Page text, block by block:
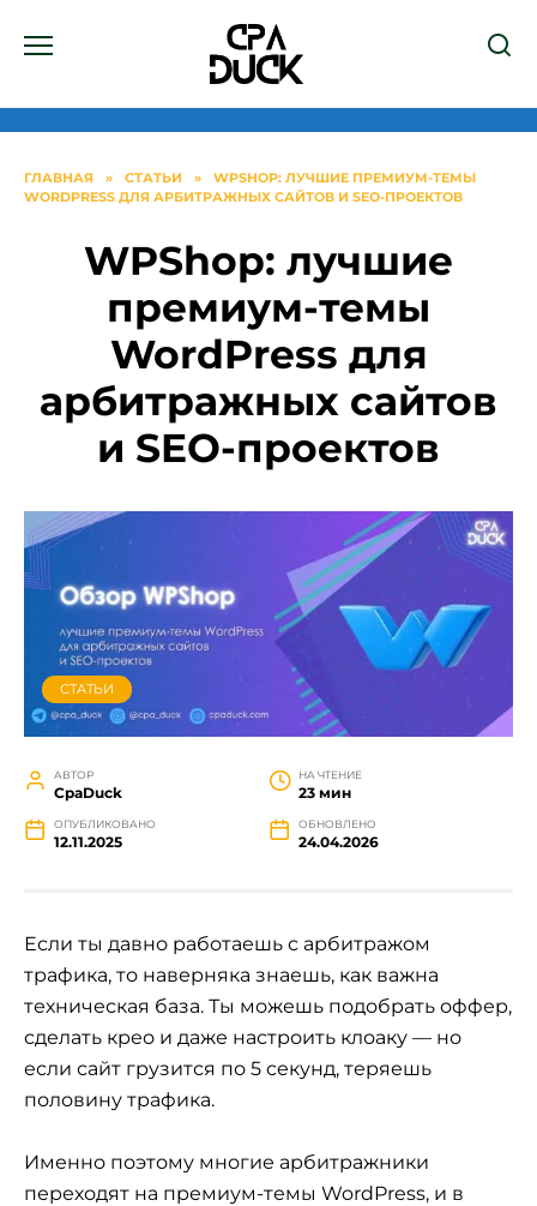
ГЛАВНАЯ » СТАТЬИ »
WPSHOP: ЛУЧШИЕ ПРЕМИУМ-ТЕМЫ
WORDPRESS ДЛЯ АРБИТРАЖНЫХ САЙТОВ И SEO-ПРОЕКТОВ
WPShop: лучшие
премиум-темы
WordPress для
арбитражных сайтов
и SEO-проектов
СТАТЬИ
АВТОР
СpaDuck
НА ЧТЕНИЕ
23 мин
ОПУБЛИКОВАНО
12.11.2025
ОБНОВЛЕНО
24.04.2026
Если ты давно работаешь с арбитражом
трафика, то наверняка знаешь, как важна
техническая база. Ты можешь подобрать оффер,
сделать крео и даже настроить клоаку — но
если сайт грузится по 5 секунд, теряешь
половину трафика.
Именно поэтому многие арбитражники
переходят на премиум-темы WordPress, и в